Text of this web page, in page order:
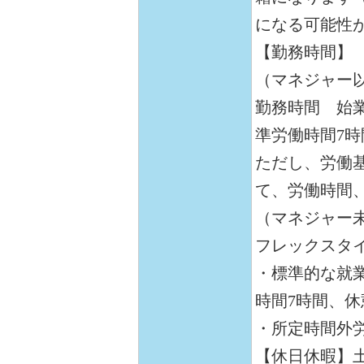
になる可能性
【勤務時間】
（マネジャー
勤務時間 始
準労働時間7
ただし、労働
て、労働時間
（マネジャー
フレックスタ
・標準的な
時間7時間、
・所定時間外
【休日休暇